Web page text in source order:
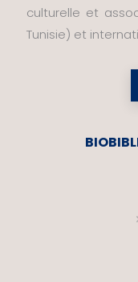
culturelle et
Tunisie) et